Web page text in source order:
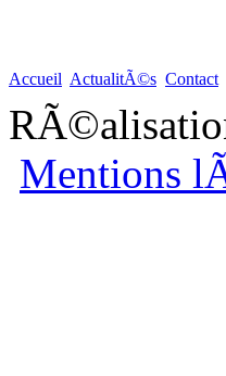
Accueil ActualitÃ©s Contact
Mentions